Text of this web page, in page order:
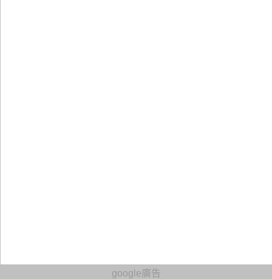
google廣告